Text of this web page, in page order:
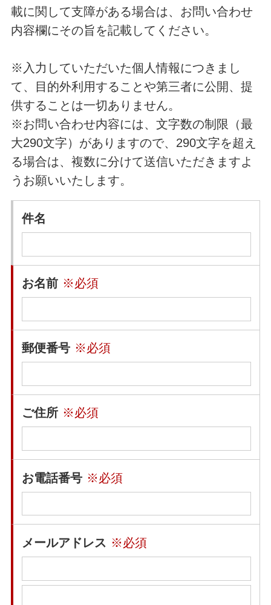
載に関して支障がある場合は、お問い合わせ
内容欄にその旨を記載してください。
※入力していただいた個人情報につきまし
て、目的外利用することや第三者に公開、提
供することは一切ありません。
※お問い合わせ内容には、文字数の制限（最
大290文字）がありますので、290文字を超え
る場合は、複数に分けて送信いただきますよ
うお願いいたします。
件名
お名前 ※必須
郵便番号 ※必須
ご住所 ※必須
お電話番号 ※必須
メールアドレス ※必須